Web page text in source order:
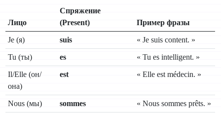
Лицо
Спряжение
(Present)
Пример фразы
Je (я) suis « Je suis content. »
Tu (ты) es « Tu es intelligent. »
Il/Elle (он/
она)
est « Elle est médecin. »
Nous (мы) sommes « Nous sommes prêts. »